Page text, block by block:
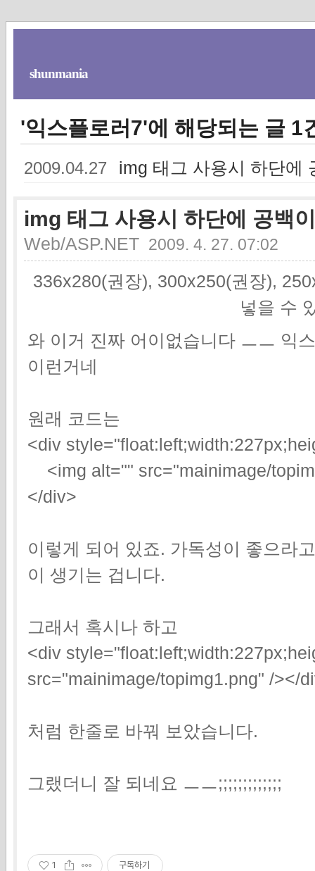
shunmania
'익스플로러7'에 해당되는 글 1
2009.04.27 img 태그 사용시 하단에
img 태그 사용시 하단에 공백
Web/ASP.NET 2009. 4. 27. 07:02
336x280(권장), 300x250(권장),
넣을 수
와 이거 진짜 어이없습니다 ㅡㅡ 익
이런거네
원래 코드는
<div
<img alt="" src="mainimage/
</div>
이렇게 되어 있죠. 가독성이 좋으라
이 생기는 겁니다.
그래서 혹시나 하고
<div
src="mainimage/topimg1.png" /></
처럼 한줄로 바꿔 보았습니다.
그랬더니 잘 되네요 ㅡㅡ;;;;;;;;;;;;;
1 구독하기